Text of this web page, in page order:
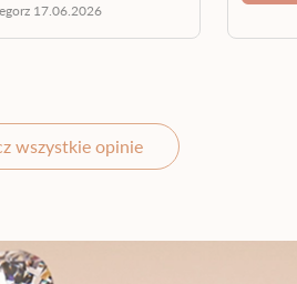
17.06.2026
wszystkie opinie